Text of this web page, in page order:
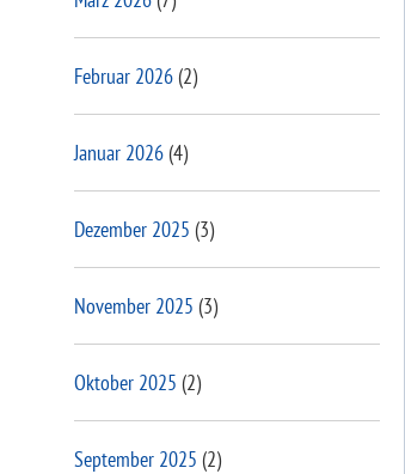
Februar 2026(2)
Januar 2026(4)
Dezember 2025 (3)
November 2025 (3)
Oktober 2025 (2)
September 2025 (2)